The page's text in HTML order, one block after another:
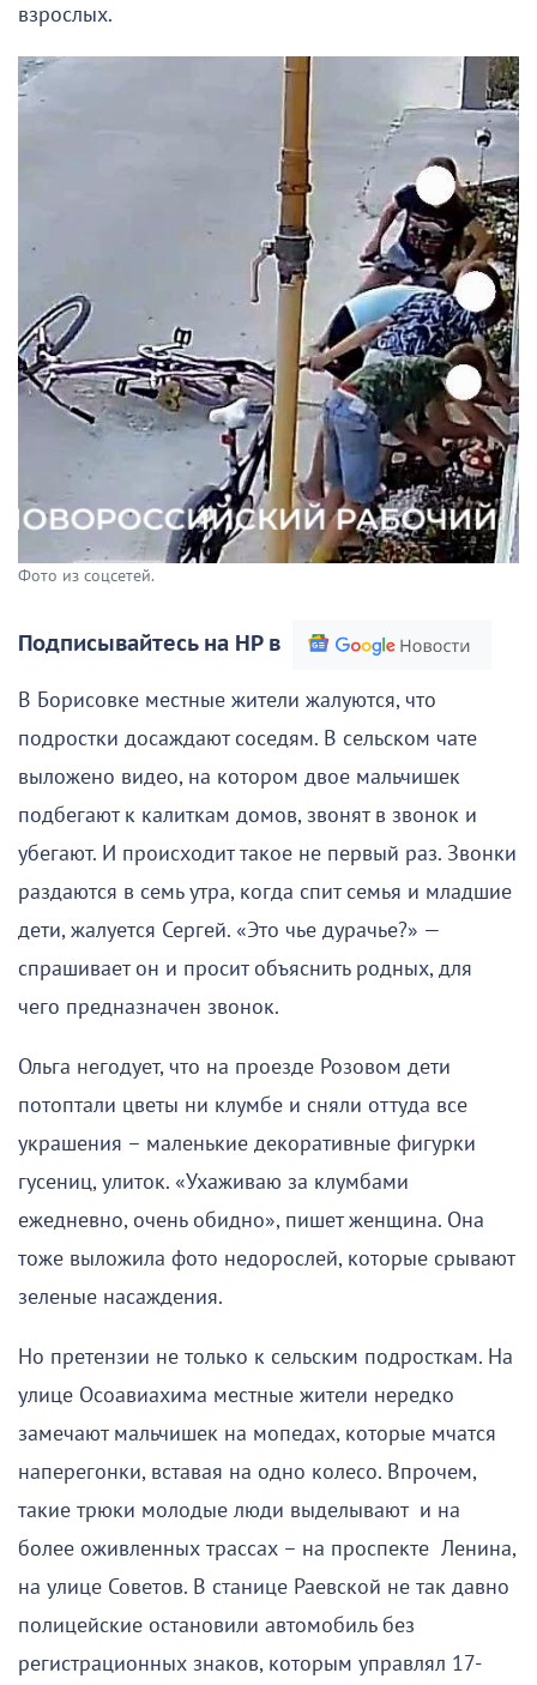
взрослых.
Фото из соцсетей.
Подписывайтесь на НР в
В Борисовке местные жители жалуются, что
подростки досаждают соседям. В сельском чате
выложено видео, на котором двое мальчишек
подбегают к калиткам домов, звонят в звонок и
убегают. И происходит такое не первый раз. Звонки
раздаются в семь утра, когда спит семья и младшие
дети, жалуется Сергей. «Это чье дурачье?» —
спрашивает он и просит объяснить родных, для
чего предназначен звонок.
Ольга негодует, что на проезде Розовом дети
потоптали цветы ни клумбе и сняли оттуда все
украшения – маленькие декоративные фигурки
гусениц, улиток. «Ухаживаю за клумбами
ежедневно, очень обидно», пишет женщина. Она
тоже выложила фото недорослей, которые срывают
зеленые насаждения.
Но претензии не только к сельским подросткам. На
улице Осоавиахима местные жители нередко
замечают мальчишек на мопедах, которые мчатся
наперегонки, вставая на одно колесо. Впрочем,
такие трюки молодые люди выделывают и на
более оживленных трассах – на проспекте Ленина,
на улице Советов. В станице Раевской не так давно
полицейские остановили автомобиль без
регистрационных знаков, которым управлял 17-